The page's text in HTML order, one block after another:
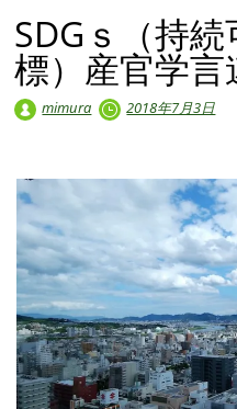
SDGｓ（持
標）産官学言
mimura 2018年7月3日